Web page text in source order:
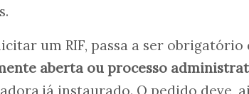
um RIF, passa a ser obrigatório
aberta ou processo